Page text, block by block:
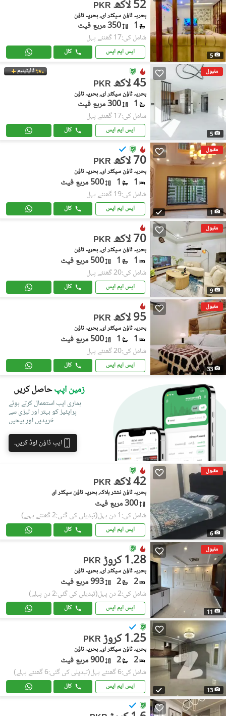
5
PKR 52 لاکھ
بحریہ ٹاؤن سیکٹر ای, بحریہ ٹاؤن
1 350 مربع فیٹ
شامل کی:17 گھنٹے پہل
ایس ایم ایس کال
مقبول
5
ٹائیٹینیم
PKR 45 لاکھ
بحریہ ٹاؤن سیکٹر ای, بحریہ ٹاؤن
1 300 مربع فیٹ
شامل کی:17 گھنٹے پہل
ایس ایم ایس کال
مقبول
1
PKR 70 لاکھ
بحریہ ٹاؤن سیکٹر ای, بحریہ ٹاؤن
1
1 500 مربع فیٹ
شامل کی:19 گھنٹے پہل
ایس ایم ایس کال
مقبول
9
PKR 70 لاکھ
بحریہ ٹاؤن سیکٹر ای, بحریہ ٹاؤن
1
1 500 مربع فیٹ
شامل کی:20 گھنٹے پہل
ایس ایم ایس کال
مقبول
33
PKR 95 لاکھ
بحریہ ٹاؤن سیکٹر ای, بحریہ ٹاؤن
1
1 500 مربع فیٹ
شامل کی:20 گھنٹے پہل
ایس ایم ایس کال
زمین اپپحاصل کریں
ہماری ایپ استعمال کرتے ہوئے
پراپٹیز کو بہتر اور تیزی سے
خریدیں اور بیچیں
ایپ ڈاؤن لوڈ کریں۔
مقبول
6
PKR 42 لاکھ
بحریہ ٹاؤن نشتر بلاک, بحریہ ٹاؤن سیکٹر ای
300 مربع فیٹ
شامل کی:1 دن پہل (تبدیلی کی گئی:2 گھنٹے پہلے)
ایس ایم ایس کال
مقبول
11
PKR 1.28 کروڑ
بحریہ ٹاؤن سیکٹر ای, بحریہ ٹاؤن
2
2 993 مربع فیٹ
شامل کی:2 دن پہل (تبدیلی کی گئی:2 دن پہلے)
ایس ایم ایس کال
13
PKR 1.25 کروڑ
بحریہ ٹاؤن سیکٹر ای, بحریہ ٹاؤن
2
2 900 مربع فیٹ
شامل کی:6 گھنٹے پہل (تبدیلی کی گئی:6 گھنٹے پہلے)
ایس ایم ایس کال